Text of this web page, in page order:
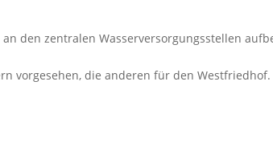
den zentralen Wasserversorgungsstellen
vorgesehen, die anderen für den Westfriedhof.